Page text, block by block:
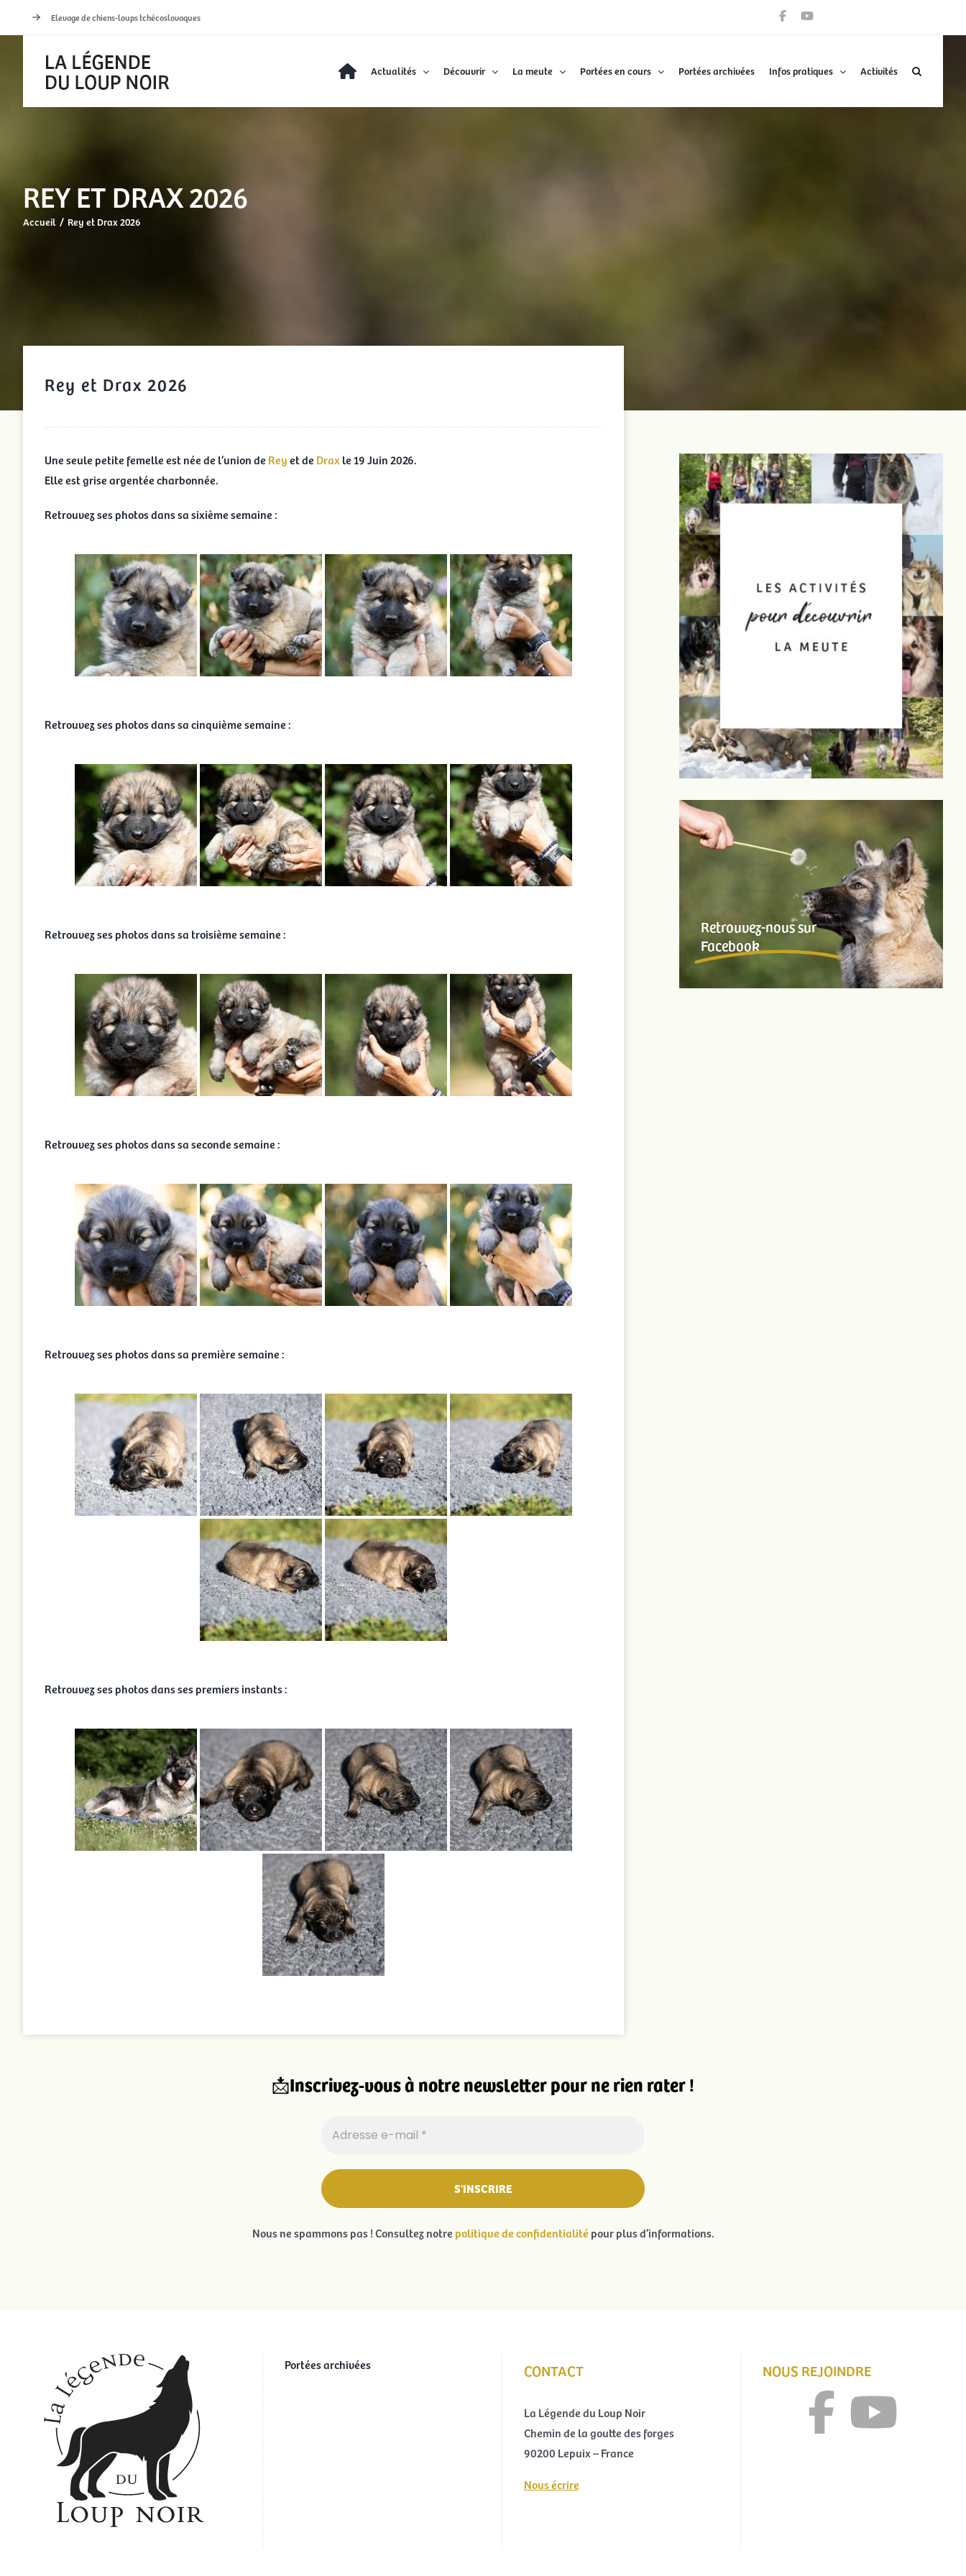
Elevage de chiens-loups tchécoslovaques
Actualités Découvrir La meute Portées en cours Portées archivées Infos pratiques Activités
REY ET DRAX 2026
Accueil Rey et Drax 2026
Rey et Drax 2026
Une seule petite femelle est née de l’union de Reyet de Draxle 19 Juin 2026.
Elle est grise argentée charbonnée.
Retrouvez ses photos dans sa sixième semaine :
Retrouvez ses photos dans sa cinquième semaine :
Retrouvez ses photos dans sa troisième semaine :
Retrouvez ses photos dans sa seconde semaine :
Retrouvez ses photos dans sa première semaine :
Retrouvez ses photos dans ses premiers instants :
Retrouvez-nous sur
Facebook
📩Inscrivez-vous à notre newsletter pour ne rien rater !
Nous ne spammons pas ! Consultez notre politique de confidentialité pour plus d’informations.
Portées archivées CONTACT
La Légende du Loup Noir
Chemin de la goutte des forges
90200 Lepuix – France
Nous écrire
NOUS REJOINDRE